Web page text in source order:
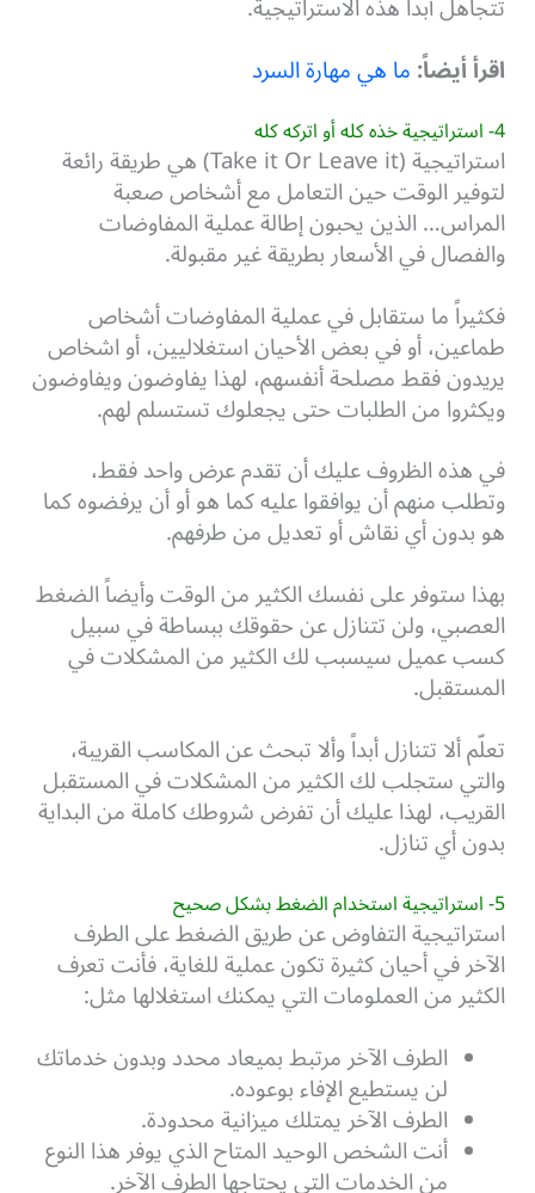
اقرأ أيضاً:ما هي مهارة السرد
4- استراتيجية خذه كله أو اتركه كله
استراتيجية (Take it Or Leave it) هي طريقة رائعة
لتوفير الوقت حين التعامل مع أشخاص صعبة
المراس… الذين يحبون إطالة عملية المفاوضات
والفصال في الأسعار بطريقة غير مقبولة.
فكثيراً ما ستقابل في عملية المفاوضات أشخاص
طماعين، أو في بعض الأحيان استغلاليين، أو اشخاص
يريدون فقط مصلحة أنفسهم، لهذا يفاوضون ويفاوضون
ويكثروا من الطلبات حتى يجعلوك تستسلم لهم.
في هذه الظروف عليك أن تقدم عرض واحد فقط،
وتطلب منهم أن يوافقوا عليه كما هو أو أن يرفضوه كما
هو بدون أي نقاش أو تعديل من طرفهم.
بهذا ستوفر على نفسك الكثير من الوقت وأيضاً الضغط
العصبي، ولن تتنازل عن حقوقك ببساطة في سبيل
كسب عميل سيسبب لك الكثير من المشكلات في
المستقبل.
تعلّم ألا تتنازل أبداً وألا تبحث عن المكاسب القريبة،
والتي ستجلب لك الكثير من المشكلات في المستقبل
القريب، لهذا عليك أن تفرض شروطك كاملة من البداية
بدون أي تنازل.
5- استراتيجية استخدام الضغط بشكل صحيح
استراتيجية التفاوض عن طريق الضغط على الطرف
الآخر في أحيان كثيرة تكون عملية للغاية، فأنت تعرف
الكثير من العملومات التي يمكنك استغلالها مثل:
الطرف الآخر مرتبط بميعاد محدد وبدون خدماتك
لن يستطيع الإفاء بوعوده.
الطرف الآخر يمتلك ميزانية محدودة.
أنت الشخص الوحيد المتاح الذي يوفر هذا النوع
من الخدمات التي يحتاجها الطرف الآخر.